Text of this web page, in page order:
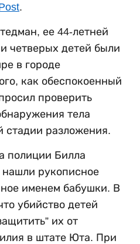
.
ее 44-летней
четверых детей были
в городе
как обеспокоенный
проверить
тела
стадии разложения.
полиции Билла
нашли рукописное
именем бабушки. В
убийство детей
их от
в штате Юта. При